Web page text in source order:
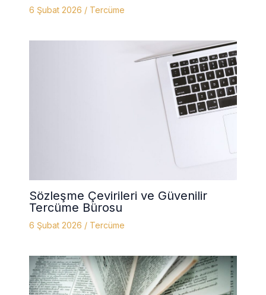
6 Şubat 2026 / Tercüme
Sözleşme Çevirileri ve Güvenilir
Tercüme Bürosu
6 Şubat 2026 / Tercüme